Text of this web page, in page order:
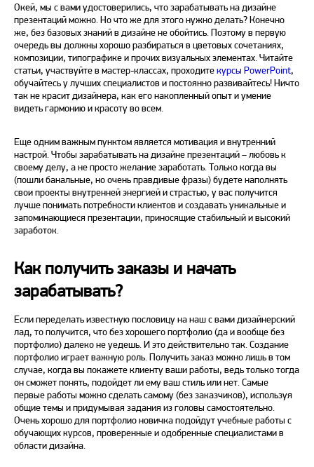
Окей, мы с вами удостоверились, что зарабатывать на дизайне
презентаций можно. Но что же для этого нужно делать? Конечно
же, без базовых знаний в дизайне не обойтись. Поэтому в первую
очередь вы должны хорошо разбираться в цветовых сочетаниях,
композиции, типографике и прочих визуальных элементах. Читайте
статьи, участвуйте в мастер-классах, проходитекурсы PowerPoint,
обучайтесь у лучших специалистов и постоянно развивайтесь! Ничто
так не красит дизайнера, как его накопленный опыт и умение
видеть гармонию и красоту во всем.
Еще одним важным пунктом является мотивация и внутренний
настрой. Чтобы зарабатывать на дизайне презентаций – любовь к
своему делу, а не просто желание заработать. Только когда вы
(пошли банальные, но очень правдивые фразы) будете наполнять
свои проекты внутренней энергией и страстью, у вас получится
лучше понимать потребности клиентов и создавать уникальные и
запоминающиеся презентации, приносящие стабильный и высокий
заработок.
Как получить заказы и начать
зарабатывать?
Если переделать известную пословицу на наш с вами дизайнерский
лад, то получится, что без хорошего портфолио (да и вообще без
портфолио) далеко не уедешь. И это действительно так. Создание
портфолио играет важную роль. Получить заказ можно лишь в том
случае, когда вы покажете клиенту ваши работы, ведь только тогда
он сможет понять, подойдет ли ему ваш стиль или нет. Самые
первые работы можно сделать самому (без заказчиков), используя
общие темы и придумывая задания из головы самостоятельно.
Очень хорошо для портфолио новичка подойдут учебные работы с
обучающих курсов, проверенные и одобренные специалистами в
области дизайна.